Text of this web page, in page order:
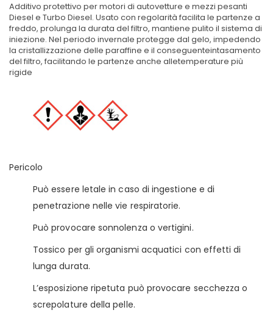
Additivo protettivo per motori di autovetture e mezzi pesanti
Diesel e Turbo Diesel. Usato con regolarità facilita le partenze a
freddo, prolunga la durata del filtro, mantiene pulito il sistema di
iniezione. Nel periodo invernale protegge dal gelo, impedendo
la cristallizzazione delle paraffine e il conseguenteintasamento
del filtro, facilitando le partenze anche alletemperature più
rigide
Pericolo
Può essere letale in caso di ingestione e di
penetrazione nelle vie respiratorie.
Può provocare sonnolenza o vertigini.
Tossico per gli organismi acquatici con effetti di
lunga durata.
L’esposizione ripetuta può provocare secchezza o
screpolature della pelle.